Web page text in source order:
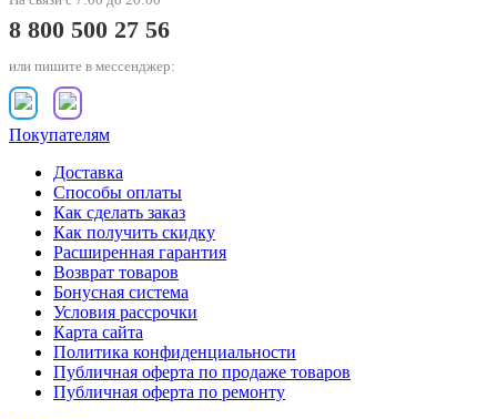
8 800 500 27 56
или пишите в мессенджер:
Покупателям
Доставка
Способы оплаты
Как сделать заказ
Как получить скидку
Расширенная гарантия
Возврат товаров
Бонусная система
Условия рассрочки
Карта сайта
Политика конфиденциальности
Публичная оферта по продаже товаров
Публичная оферта по ремонту